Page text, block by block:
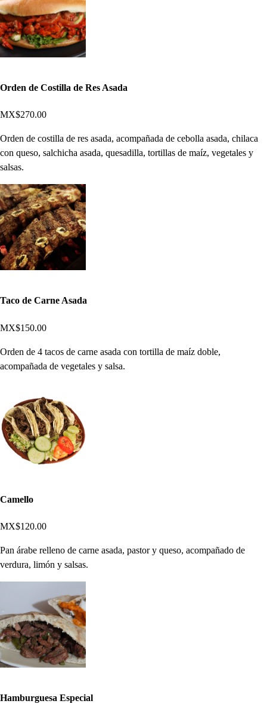
Orden de Costilla de Res Asada
MX$270.00
Orden de costilla de res asada, acompañada de cebolla asada, chilaca
con queso, salchicha asada, quesadilla, tortillas de maíz, vegetales y
salsas.
Taco de Carne Asada
MX$150.00
Orden de 4 tacos de carne asada con tortilla de maíz doble,
acompañada de vegetales y salsa.
Camello
MX$120.00
Pan árabe relleno de carne asada, pastor y queso, acompañado de
verdura, limón y salsas.
Hamburguesa Especial